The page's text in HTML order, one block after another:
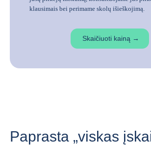
klausimais bei perimame skolų išieškojimą.
Skaičiuoti kainą →
Paprasta „viskas